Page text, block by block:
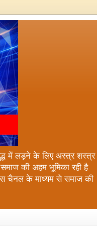
में लड़ने के लिए अस्त्र शस्त्र
की अहम भूमिका रही है
चैनल के माध्यम से समाज की